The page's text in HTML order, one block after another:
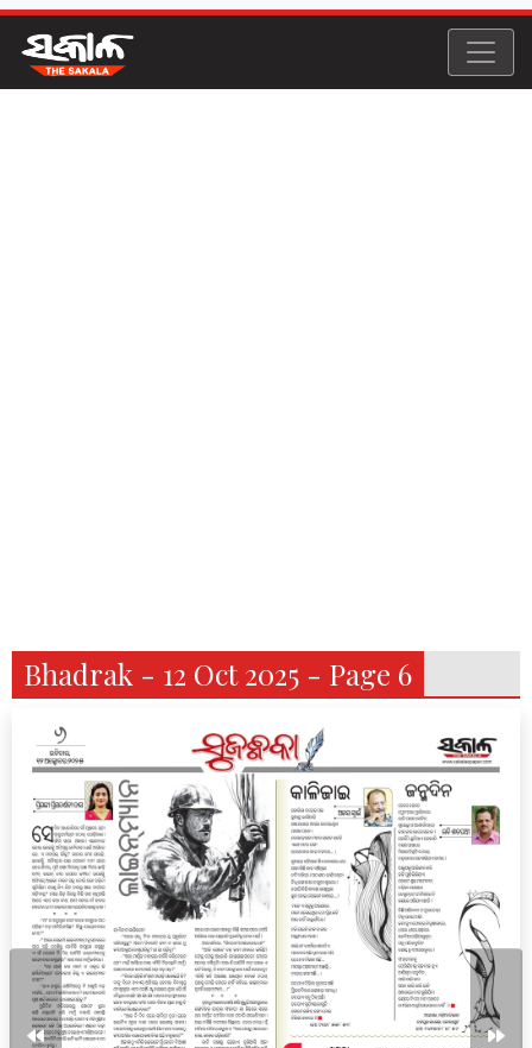
Bhadrak - 12 Oct 2025 - Page 6